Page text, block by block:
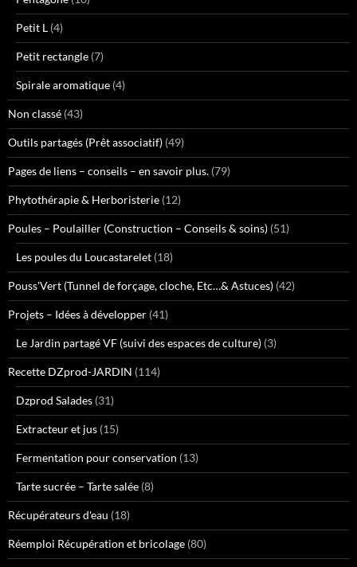
Petit L (4)
Petit rectangle (7)
Spirale aromatique (4)
Non classé (43)
Outils partagés (Prêt associatif) (49)
Pages de liens – conseils – en savoir plus. (79)
Phytothérapie & Herboristerie (12)
Poules – Poulailler (Construction – Conseils & soins) (51)
Les poules du Loucastarelet (18)
Pouss'Vert (Tunnel de forçage, cloche, Etc…& Astuces) (42)
Projets – Idées à développer (41)
Le Jardin partagé VF (suivi des espaces de culture) (3)
Recette DZprod-JARDIN (114)
Dzprod Salades (31)
Extracteur et jus (15)
Fermentation pour conservation (13)
Tarte sucrée – Tarte salée (8)
Récupérateurs d'eau (18)
Réemploi Récupération et bricolage (80)